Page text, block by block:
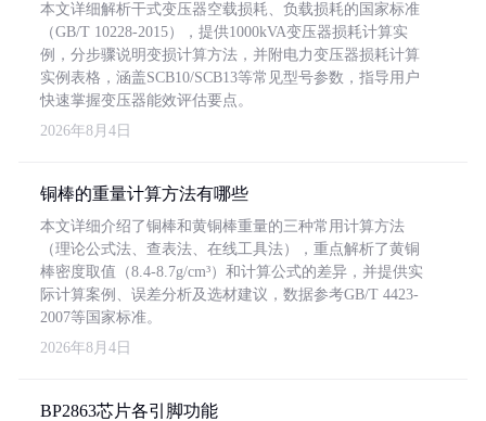
本文详细解析干式变压器空载损耗、负载损耗的国家标准
（GB/T 10228-2015），提供1000kVA变压器损耗计算实
例，分步骤说明变损计算方法，并附电力变压器损耗计算
实例表格，涵盖SCB10/SCB13等常见型号参数，指导用户
快速掌握变压器能效评估要点。
2026年8月4日
铜棒的重量计算方法有哪些
本文详细介绍了铜棒和黄铜棒重量的三种常用计算方法
（理论公式法、查表法、在线工具法），重点解析了黄铜
棒密度取值（8.4-8.7g/cm³）和计算公式的差异，并提供实
际计算案例、误差分析及选材建议，数据参考GB/T 4423-
2007等国家标准。
2026年8月4日
BP2863芯片各引脚功能